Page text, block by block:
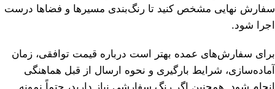
سفارش نهایی مشخص کنید تا رنگ‌بندی مسیرها و فضاها درست
اجرا شود.
برای سفارش‌های عمده بهتر است درباره قیمت توافقی، زمان
آماده‌سازی، شرایط بارگیری و نحوه ارسال از قبل هماهنگی
انجام شود. همچنین اگر رنگ سفارشی نیاز دارید، حتماً نمونه